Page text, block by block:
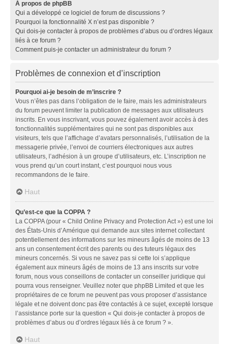
À propos de phpBB
Qui a développé ce logiciel de forum de discussions ?
Pourquoi la fonctionnalité X n’est pas disponible ?
Qui dois-je contacter à propos de problèmes d’abus ou d’ordres légaux
liés à ce forum ?
Comment puis-je contacter un administrateur du forum ?
Problèmes de connexion et d’inscription
Pourquoi ai-je besoin de m’inscrire ?
Vous n’êtes pas dans l’obligation de le faire, mais les administrateurs
du forum peuvent limiter la publication de messages aux utilisateurs
inscrits. En vous inscrivant, vous pouvez également avoir accès à des
fonctionnalités supplémentaires qui ne sont pas disponibles aux
visiteurs, tels que l’affichage d’avatars personnalisés, l’utilisation de la
messagerie privée, l’envoi de courriers électroniques aux autres
utilisateurs, l’adhésion à un groupe d’utilisateurs, etc. L’inscription ne
vous prend qu’un court instant, c’est pourquoi nous vous
recommandons de le faire.
Haut
Qu’est-ce que la COPPA ?
La COPPA (pour « Child Online Privacy and Protection Act ») est une loi
des États-Unis d’Amérique qui demande aux sites internet collectant
potentiellement des informations sur les mineurs âgés de moins de 13
ans un consentement écrit des parents ou des tuteurs légaux des
mineurs concernés. Si vous ne savez pas si cette loi s’applique
également aux mineurs âgés de moins de 13 ans inscrits sur votre
forum, nous vous conseillons de contacter un conseiller juridique qui
pourra vous renseigner. Veuillez noter que phpBB Limited et que les
propriétaires de ce forum ne peuvent pas vous proposer d’assistance
légale et ne doivent donc pas être contactés à ce sujet, excepté lorsque
l’assistance porte sur la question « Qui dois-je contacter à propos de
problèmes d’abus ou d’ordres légaux liés à ce forum ? ».
Haut